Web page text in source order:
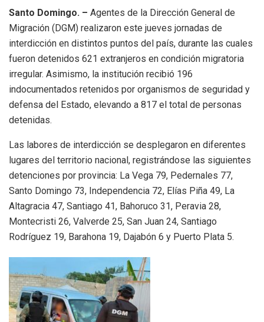
Santo Domingo. – Agentes de la Dirección General de
Migración (DGM) realizaron este jueves jornadas de
interdicción en distintos puntos del país, durante las cuales
fueron detenidos 621 extranjeros en condición migratoria
irregular. Asimismo, la institución recibió 196
indocumentados retenidos por organismos de seguridad y
defensa del Estado, elevando a 817 el total de personas
detenidas.
Las labores de interdicción se desplegaron en diferentes
lugares del territorio nacional, registrándose las siguientes
detenciones por provincia: La Vega 79, Pedernales 77,
Santo Domingo 73, Independencia 72, Elías Piña 49, La
Altagracia 47, Santiago 41, Bahoruco 31, Peravia 28,
Montecristi 26, Valverde 25, San Juan 24, Santiago
Rodríguez 19, Barahona 19, Dajabón 6 y Puerto Plata 5.